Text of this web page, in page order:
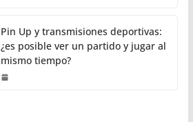
Pin Up y transmisiones deportivas:
¿es posible ver un partido y jugar al
mismo tiempo?